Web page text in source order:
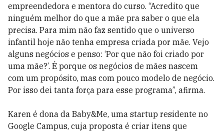
empreendedora e mentora do curso. “Acredito que
ninguém melhor do que a mãe pra saber o que ela
precisa. Para mim não faz sentido que o universo
infantil hoje não tenha empresa criada por mãe. Vejo
alguns negócios e penso: ‘Por que não foi criado por
uma mãe?’. É porque os negócios de mães nascem
com um propósito, mas com pouco modelo de negócio.
Por isso dei tanta força para esse programa”, afirma.
Karen é dona da Baby&Me, uma startup residente no
Google Campus, cuja proposta é criar itens que